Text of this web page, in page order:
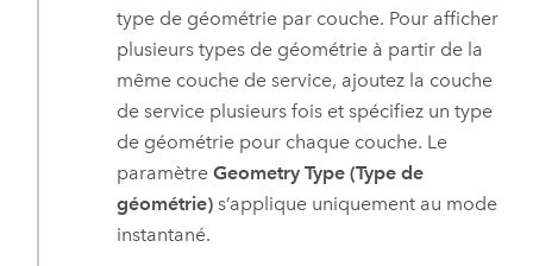
type de géométrie par couche. Pour afficher
plusieurs types de géométrie à partir de la
même couche de service, ajoutez la couche
de service plusieurs fois et spécifiez un type
de géométrie pour chaque couche. Le
paramètreGeometry Type (Type de
géométrie) s’applique uniquement au mode
instantané.